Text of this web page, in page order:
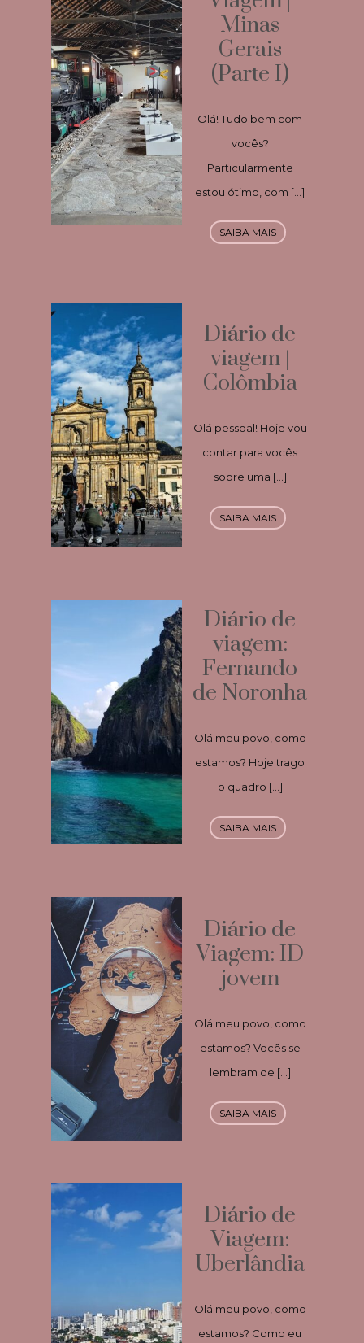
Minas
Gerais
(Parte I)
Olá! Tudo bem com
vocês?
Particularmente
estou ótimo, com […]
SAIBA MAIS
Diário de
viagem |
Colômbia
Olá pessoal! Hoje vou
contar para vocês
sobre uma […]
SAIBA MAIS
Diário de
viagem:
Fernando
de Noronha
Olá meu povo, como
estamos? Hoje trago
o quadro […]
SAIBA MAIS
Diário de
Viagem: ID
jovem
Olá meu povo, como
estamos? Vocês se
lembram de […]
SAIBA MAIS
Diário de
Viagem:
Uberlândia
Olá meu povo, como
estamos? Como eu